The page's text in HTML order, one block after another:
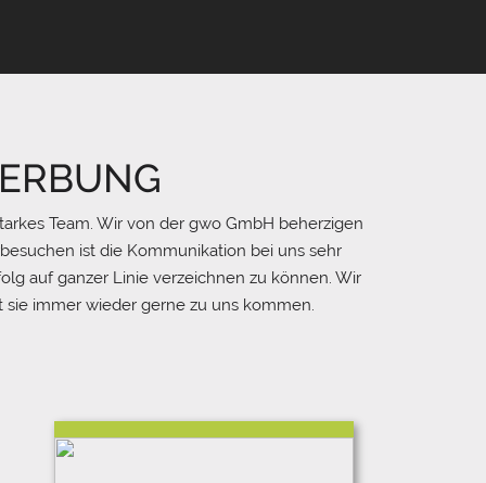
der
rung von
Werbung
verwendet
Team. Wir von der gwo GmbH beherzigen
ist die Kommunikation bei uns sehr
auf ganzer Linie verzeichnen zu können. Wir
immer wieder gerne zu uns kommen.